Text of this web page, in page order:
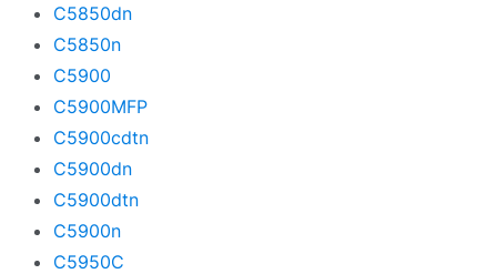
C5850dn
C5850n
C5900
C5900MFP
C5900cdtn
C5900dn
C5900dtn
C5900n
C5950C